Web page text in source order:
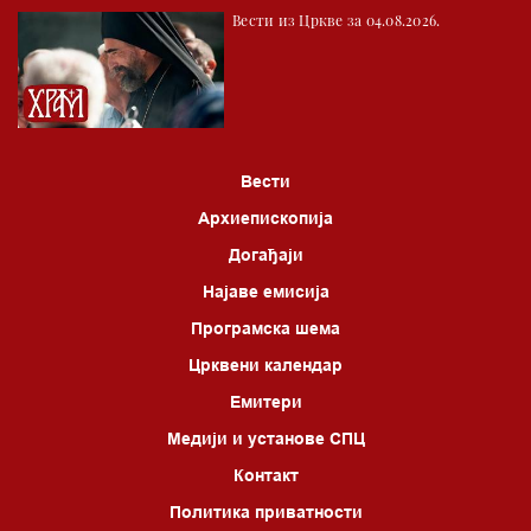
Вести из Цркве за 04.08.2026.
Вести
Архиепископија
Догађаји
Најаве емисија
Програмска шема
Црквени календар
Емитери
Медији и установе СПЦ
Контакт
Политика приватности